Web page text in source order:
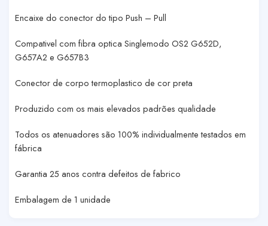
Encaixe do conector do tipo Push – Pull
Compativel com fibra optica Singlemodo OS2 G652D,
G657A2 e G657B3
Conector de corpo termoplastico de cor preta
Produzido com os mais elevados padrões qualidade
Todos os atenuadores são 100% individualmente testados em
fábrica
Garantia 25 anos contra defeitos de fabrico
Embalagem de 1 unidade